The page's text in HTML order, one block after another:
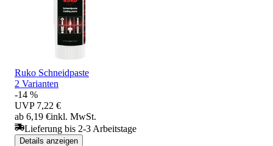
Ruko Schneidpaste
2 Varianten
-14 %
UVP 7,22 €
ab 6,19 €inkl. MwSt.
Lieferung bis 2-3 Arbeitstage
Details anzeigen